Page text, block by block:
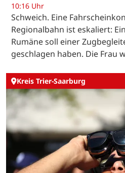
10:16 Uhr
Schweich. Eine
Regionalbahn ist eskaliert:
Rumäne soll einer
geschlagen haben. Die Frau
Kreis Trier-Saarburg